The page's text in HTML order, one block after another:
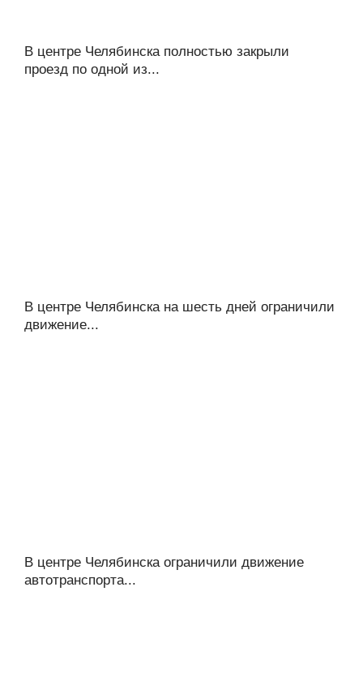
В центре Челябинска полностью закрыли
проезд по одной из...
В центре Челябинска на шесть дней ограничили
движение...
В центре Челябинска ограничили движение
автотранспорта...